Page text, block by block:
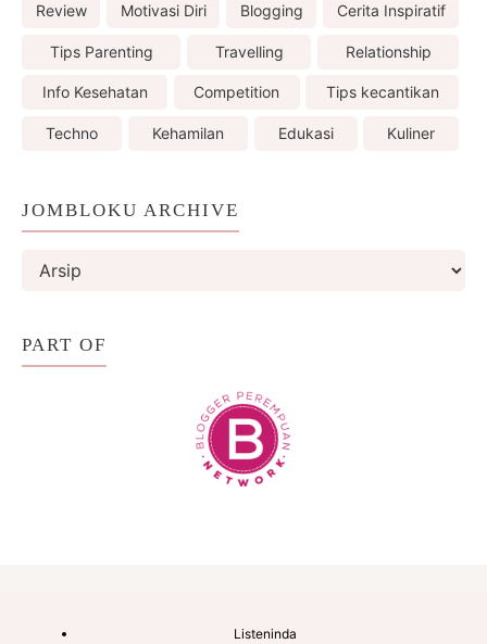
Review Motivasi Diri Blogging Cerita Inspiratif
Tips Parenting Travelling Relationship
Info Kesehatan Competition Tips kecantikan
Techno Kehamilan Edukasi Kuliner
JOMBLOKU ARCHIVE
PART OF
Listeninda